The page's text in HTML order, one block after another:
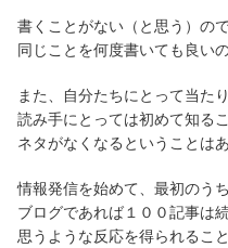
書くことがない（と思う）ので
同じことを何度書いても良いの
また、自分たちにとって当た
読み手にとっては初めて知るこ
ネタがなくなるということは
情報発信を始めて、最初のう
ブログであれば１００記事は
思うような反応を得られるこ